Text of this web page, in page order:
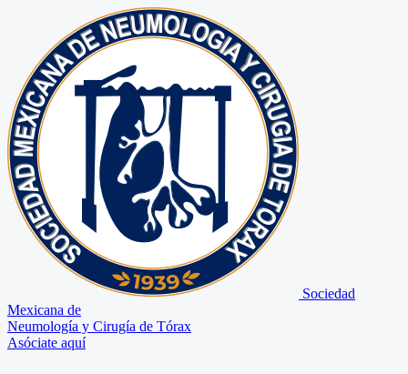
Sociedad
Mexicana de
Neumología y Cirugía de Tórax
Asóciate aquí